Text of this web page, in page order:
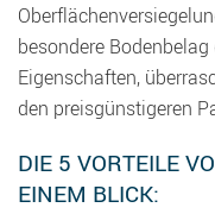
besondere
Eigenschaften,
den preisgünstigeren
DIE 5 VORTEILE
EINEM BLICK: